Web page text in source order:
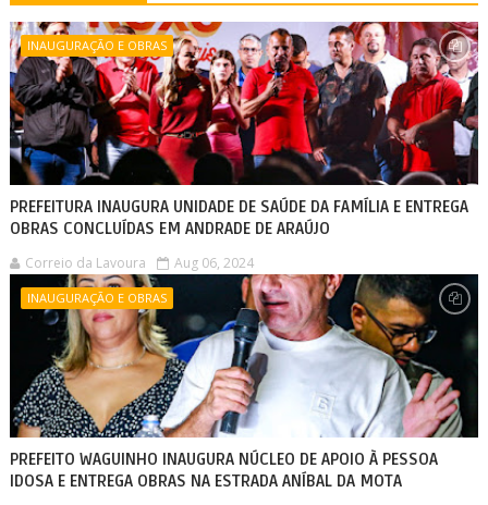
INAUGURAÇÃO E OBRAS
PREFEITURA INAUGURA UNIDADE DE SAÚDE DA FAMÍLIA E ENTREGA
OBRAS CONCLUÍDAS EM ANDRADE DE ARAÚJO
Correio da Lavoura Aug 06, 2024
INAUGURAÇÃO E OBRAS
PREFEITO WAGUINHO INAUGURA NÚCLEO DE APOIO À PESSOA
IDOSA E ENTREGA OBRAS NA ESTRADA ANÍBAL DA MOTA